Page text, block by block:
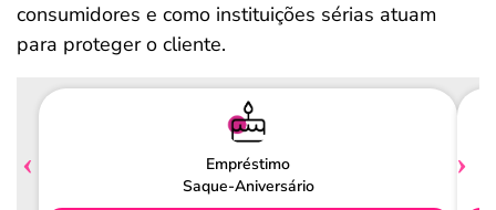
consumidores e como instituições sérias atuam
para proteger o cliente.
Empréstimo
Saque-Aniversário